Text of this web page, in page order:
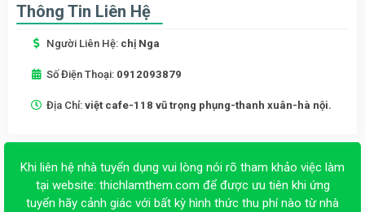
Thông Tin Liên Hệ
Người Liên Hệ: chị Nga
Số Điện Thoại: 0912093879
Địa Chỉ: việt cafe-118 vũ trọng phụng-thanh xuân-hà nội.
Khi liên hệ nhà tuyển dụng vui lòng nói rõ tham khảo việc làm
tại website: thichlamthem.com để được ưu tiên khi ứng
tuyển hãy cảnh giác với bất kỳ hình thức thu phí nào từ nhà